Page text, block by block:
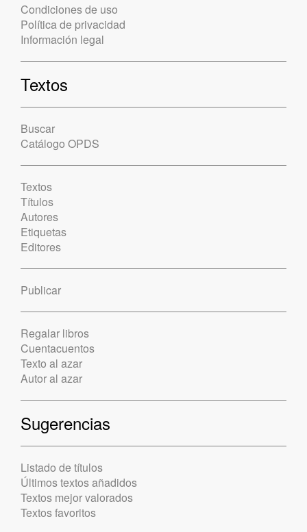
Condiciones de uso
Política de privacidad
Información legal
Textos
Buscar
Catálogo OPDS
Textos
Títulos
Autores
Etiquetas
Editores
Publicar
Regalar libros
Cuentacuentos
Texto al azar
Autor al azar
Sugerencias
Listado de títulos
Últimos textos añadidos
Textos mejor valorados
Textos favoritos